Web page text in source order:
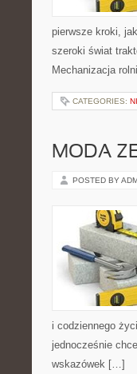
pierwsze kroki,
szeroki świat
Mechanizacja
CATEGORIES:
MODA
POSTED BY
i codziennego
jednocześnie
wskazówek […]